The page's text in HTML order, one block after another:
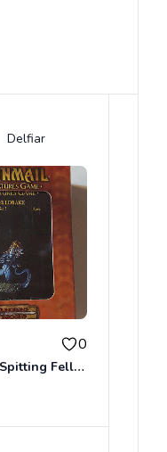
Delfiar
0
Chainmail Spitting Felldrake